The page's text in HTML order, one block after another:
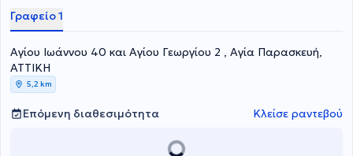
Γραφείο 1
Αγίου Ιωάννου 40 και Αγίου Γεωργίου 2 , Αγία Παρασκευή,
ΑΤΤΙΚΗ
5,2 km
Επόμενη διαθεσιμότητα Κλείσε ραντεβού